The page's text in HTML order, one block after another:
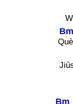
Q
Bm
Bm